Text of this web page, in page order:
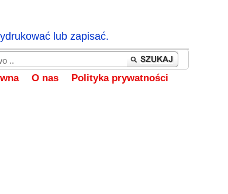
lub zapisać.
O nas Polityka prywatności